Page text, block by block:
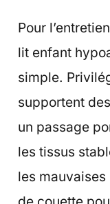
Pour
lit enfant
simple.
supportent
un passage
les tissus
les